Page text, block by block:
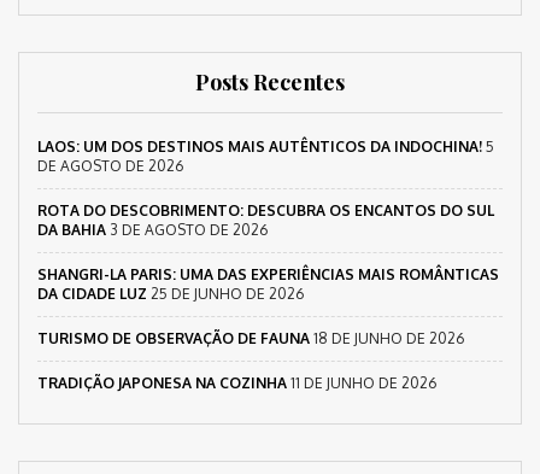
Posts Recentes
LAOS: UM DOS DESTINOS MAIS AUTÊNTICOS DA INDOCHINA! 5
DE AGOSTO DE 2026
ROTA DO DESCOBRIMENTO: DESCUBRA OS ENCANTOS DO SUL
DA BAHIA 3 DE AGOSTO DE 2026
SHANGRI-LA PARIS: UMA DAS EXPERIÊNCIAS MAIS ROMÂNTICAS
DA CIDADE LUZ 25 DE JUNHO DE 2026
TURISMO DE OBSERVAÇÃO DE FAUNA 18 DE JUNHO DE 2026
TRADIÇÃO JAPONESA NA COZINHA 11 DE JUNHO DE 2026